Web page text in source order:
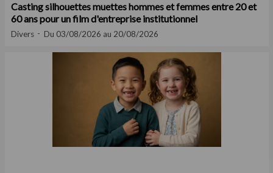
Casting silhouettes muettes hommes et femmes entre 20 et
60 ans pour un film d'entreprise institutionnel
Divers Du 03/08/2026 au 20/08/2026